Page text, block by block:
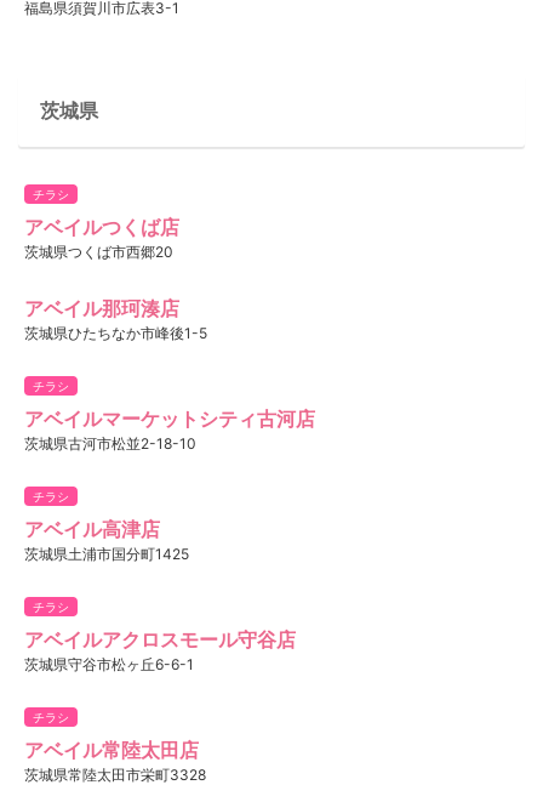
福島県須賀川市広表3-1
茨城県
チラシ
アベイルつくば店
茨城県つくば市西郷20
アベイル那珂湊店
茨城県ひたちなか市峰後1-5
チラシ
アベイルマーケットシティ古河店
茨城県古河市松並2-18-10
チラシ
アベイル高津店
茨城県土浦市国分町1425
チラシ
アベイルアクロスモール守谷店
茨城県守谷市松ヶ丘6-6-1
チラシ
アベイル常陸太田店
茨城県常陸太田市栄町3328